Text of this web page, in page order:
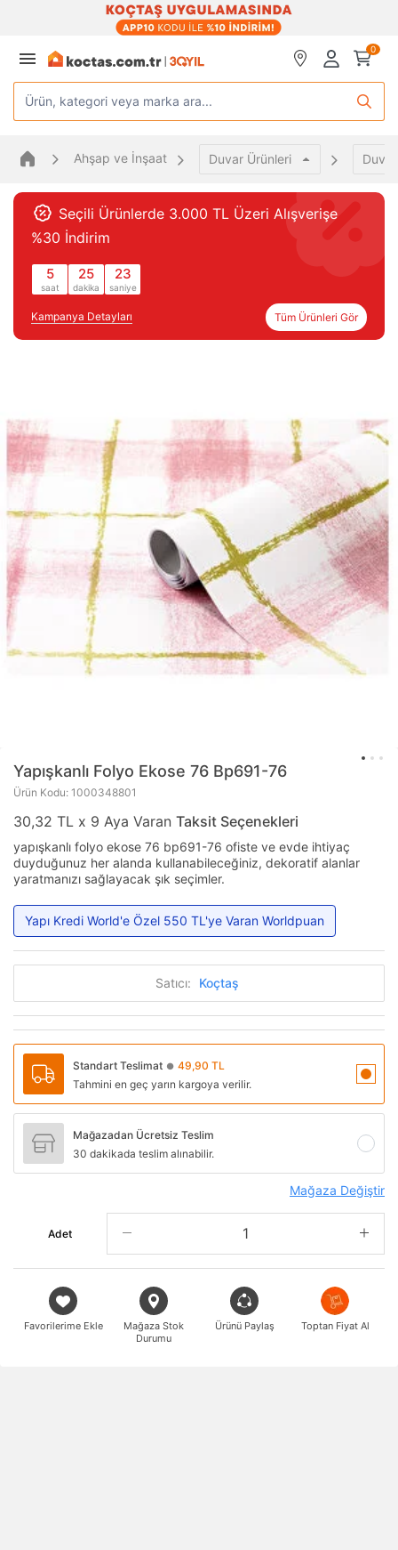
0
Ürün, kategori veya marka ara...
Ahşap ve İnşaat Duvar Ürünleri Duvar
Seçili Ürünlerde 3.000 TL Üzeri Alışverişe
%30 İndirim
5
saat
25
dakika
23
saniye
Kampanya Detayları Tüm Ürünleri Gör
Yapışkanlı Folyo Ekose 76 Bp691-76
Ürün Kodu: 1000348801
30,32 TL x 9 Aya Varan Taksit Seçenekleri
yapışkanlı folyo ekose 76 bp691-76 ofiste ve evde ihtiyaç
duyduğunuz her alanda kullanabileceğiniz, dekoratif alanlar
yaratmanızı sağlayacak şık seçimler.
Yapı Kredi World'e Özel 550 TL'ye Varan Worldpuan
Satıcı: Koçtaş
Standart Teslimat ● 49,90 TL
Tahmini en geç yarın kargoya verilir.
Mağazadan Ücretsiz Teslim
30 dakikada teslim alınabilir.
Mağaza Değiştir
Adet
Favorilerime Ekle
Mağaza Stok
Durumu
Ürünü Paylaş Toptan Fiyat Al